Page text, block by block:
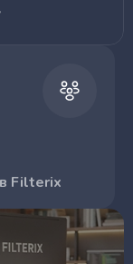
Filterix